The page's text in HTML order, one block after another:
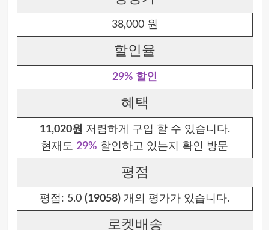
38,000 원
할인율
29% 할인
혜택
11,020원 저렴하게 구입 할 수 있습니다.
현재도 29% 할인하고 있는지 확인 방문
평점
평점: 5.0 (19058) 개의 평가가 있습니다.
로켓배송